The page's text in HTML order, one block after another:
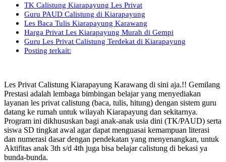
TK Calistung Kiarapayung Les Privat
Guru PAUD Calistung di Kiarapayung
Les Baca Tulis Kiarapayung Karawang
Harga Privat Les Kiarapayung Murah di Gempi
Guru Les Privat Calistung Terdekat di Kiarapayung
Posting terkait:
Les Privat Calistung Kiarapayung Karawang di sini aja.!! Gemilang
Prestasi adalah lembaga bimbingan belajar yang menyediakan
layanan les privat calistung (baca, tulis, hitung) dengan sistem guru
datang ke rumah untuk wilayah Kiarapayung dan sekitarnya.
Program ini dikhususkan bagi anak-anak usia dini (TK/PAUD) serta
siswa SD tingkat awal agar dapat menguasai kemampuan literasi
dan numerasi dasar dengan pendekatan yang menyenangkan, untuk
Aktifitas anak 3th s/d 4th juga bisa belajar calistung di bekasi ya
bunda-bunda.